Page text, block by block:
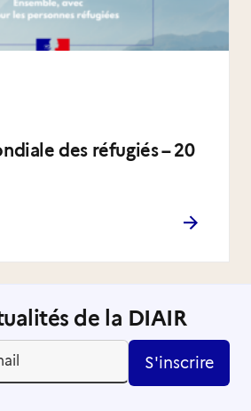
des réfugiés – 20
de la DIAIR
S'inscrire